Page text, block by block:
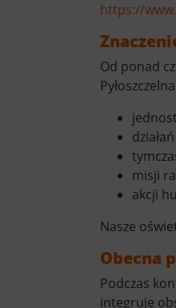
https://
Od ponad
misji
akcji
Nasze
Obecna
Podczas
integruje